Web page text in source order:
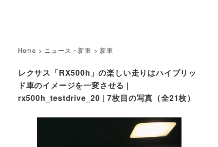
Home > ニュース・新車 > 新車
レクサス「RX500h」の楽しい走りはハイブリッ
ド車のイメージを一変させる |
rx500h_testdrive_20 | 7枚目の写真（全21枚）